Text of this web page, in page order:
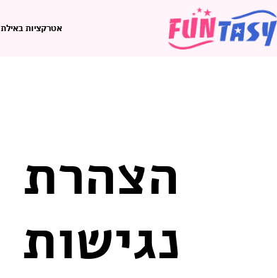
אטרקציות באילת
הצהרת
נגישות